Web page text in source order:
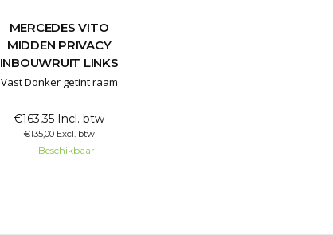
MERCEDES VITO
MIDDEN PRIVACY
INBOUWRUIT LINKS
Vast Donker getint raam
€163,35 Incl. btw
€135,00 Excl. btw
Beschikbaar